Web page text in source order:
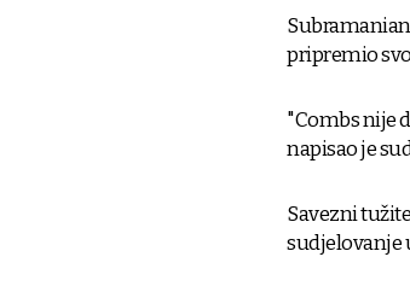
pripremio
"Combs nije
napisao je
Savezni
sudjelovanje